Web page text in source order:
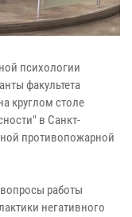
психологии
факультета
круглом столе
в Санкт-
противопожарной
работы
негативного